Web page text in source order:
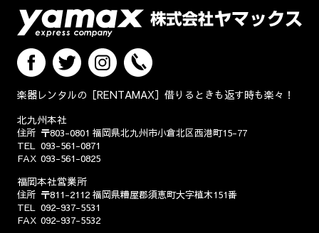
楽器レンタルの［RENTAMAX］借りるときも返す時も楽々！
北九州本社
住所 〒803-0801 福岡県北九州市小倉北区西港町15-77
TEL 093-561-0871
FAX 093-561-0825
福岡本社営業所
住所 〒811-2112 福岡県糟屋郡須恵町大字植木151番
TEL 092-937-5531
FAX 092-937-5532